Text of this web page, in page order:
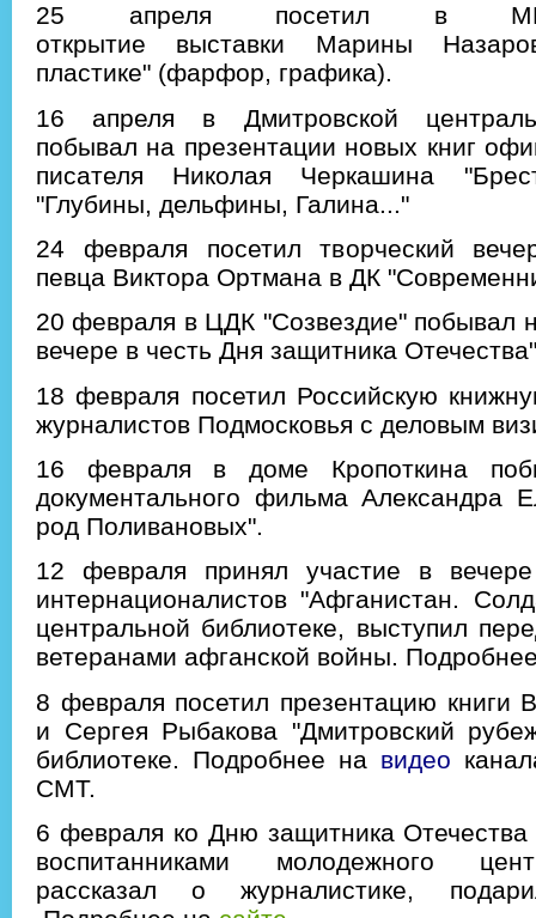
25 апреля посетил в
открытие выставки Марины
пластике" (фарфор, графика).
16 апреля в Дмитровской
побывал на презентации новых книг
писателя Николая Черкашина
"Глубины, дельфины, Галина..."
24 февраля посетил творческий
певца Виктора Ортмана в ДК
20 февраля в ЦДК "Созвездие" побывал
вечере в честь Дня защитника
18 февраля посетил Российскую
журналистов Подмосковья с деловым
16 февраля в доме Кропоткина
документального фильма Александра
род Поливановых".
12 февраля принял участие в
интернационалистов "Афганистан.
центральной библиотеке, выступил
ветеранами афганской войны.
8 февраля посетил презентацию книги
и Сергея Рыбакова "Дмитровский
библиотеке. Подробнее на видео
СМТ.
6 февраля ко Дню защитника Отечества
воспитанниками молодежного
рассказал о журналистике,